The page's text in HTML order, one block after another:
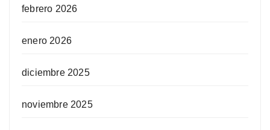
febrero 2026
enero 2026
diciembre 2025
noviembre 2025